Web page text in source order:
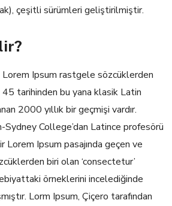
çeşitli sürümleri geliştirilmiştir.
Lorem Ipsum rastgele sözcüklerden
tarihinden bu yana klasik Latin
2000 yıllık bir geçmişi vardır.
Sydney College’dan Latince profesörü
Lorem Ipsum pasajında geçen ve
biri olan ‘consectetur’
örneklerini incelediğinde
Lorm Ipsum, Çiçero tarafından